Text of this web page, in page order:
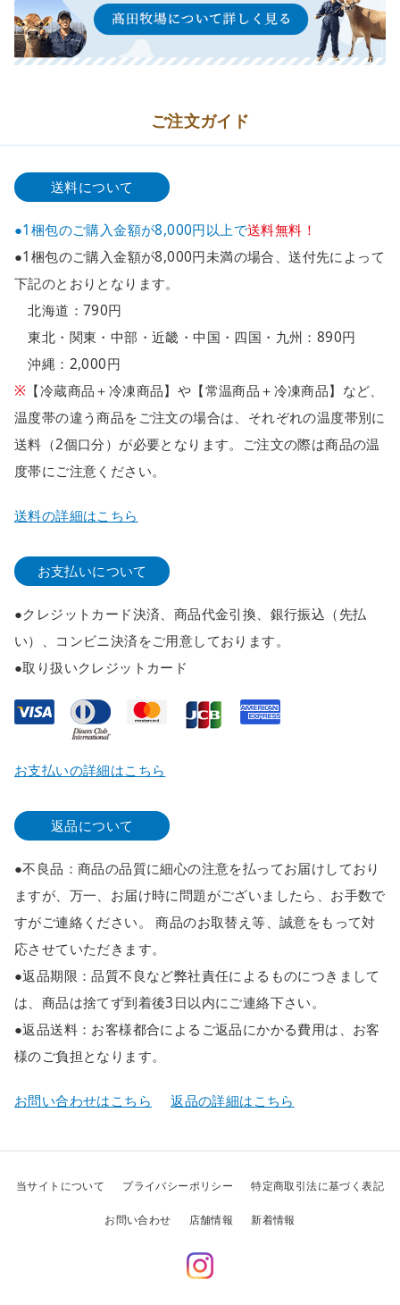
ご注文ガイド
送料について
●1梱包のご購入金額が8,000円以上で送料無料！
●1梱包のご購入金額が8,000円未満の場合、送付先によって
下記のとおりとなります。
北海道：790円
東北・関東・中部・近畿・中国・四国・九州：890円
沖縄：2,000円
※ 【冷蔵商品＋冷凍商品】や【常温商品＋冷凍商品】など、
温度帯の違う商品をご注文の場合は、それぞれの温度帯別に
送料（2個口分）が必要となります。ご注文の際は商品の温
度帯にご注意ください。
送料の詳細はこちら
お支払いについて
●クレジットカード決済、商品代金引換、銀行振込（先払
い）、コンビニ決済をご用意しております。
●取り扱いクレジットカード
お支払いの詳細はこちら
返品について
●不良品：商品の品質に細心の注意を払ってお届けしており
ますが、万一、お届け時に問題がございましたら、お手数で
すがご連絡ください。 商品のお取替え等、誠意をもって対
応させていただきます。
●返品期限：品質不良など弊社責任によるものにつきまして
は、商品は捨てず到着後3日以内にご連絡下さい。
●返品送料：お客様都合によるご返品にかかる費用は、お客
様のご負担となります。
お問い合わせはこちら 返品の詳細はこちら
当サイトについて プライバシーポリシー 特定商取引法に基づく表記
お問い合わせ 店舗情報 新着情報